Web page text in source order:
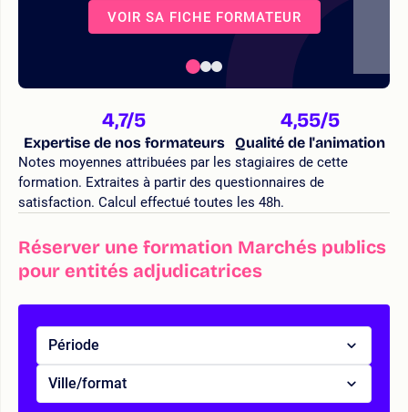
VOIR SA FICHE FORMATEUR
4,7/5
Expertise de nos formateurs
4,55/5
Qualité de l'animation
Notes moyennes attribuées par les stagiaires de cette
formation. Extraites à partir des questionnaires de
satisfaction. Calcul effectué toutes les 48h.
Réserver une formation Marchés publics
pour entités adjudicatrices
Période
Ville/format